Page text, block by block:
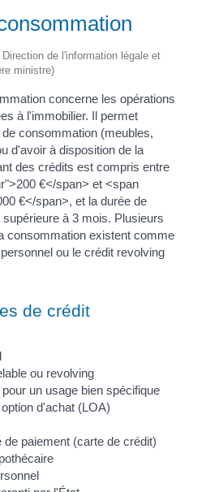
de l'information légale et
ministre)
concerne les opérations
à l'immobilier. Il permet
consommation (meubles,
d'avoir à disposition de la
des crédits est compris entre
€</span> et <span
€</span>, et la durée de
à 3 mois. Plusieurs
consommation existent comme
ou le crédit revolving
de crédit
ou revolving
un usage bien spécifique
d'achat (LOA)
de paiement (carte de crédit)